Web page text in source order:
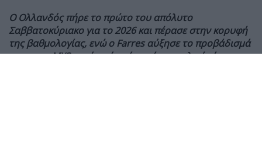
Ο Ολλανδός πήρε το πρώτο του απόλυτο
Σαββατοκύριακο για το 2026 και πέρασε στην κορυφή
της βαθμολογίας, ενώ ο Farres αύξησε το προβάδισμά
του στην MX2 μετά από ακόμη μία συνολική νίκη.